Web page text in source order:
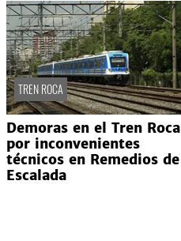
TREN ROCA
Demoras en el Tren Roca
por inconvenientes
técnicos en Remedios de
Escalada